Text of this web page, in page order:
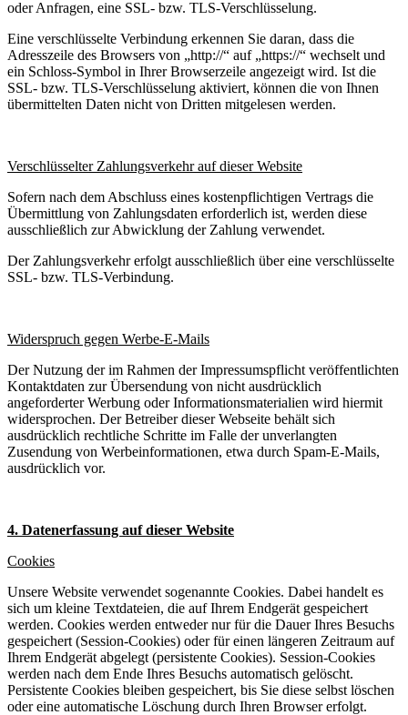
oder Anfragen, eine SSL- bzw. TLS-Verschlüsselung.
Eine verschlüsselte Verbindung erkennen Sie daran, dass die
Adresszeile des Browsers von „http://“ auf „https://“ wechselt und
ein Schloss-Symbol in Ihrer Browserzeile angezeigt wird. Ist die
SSL- bzw. TLS-Verschlüsselung aktiviert, können die von Ihnen
übermittelten Daten nicht von Dritten mitgelesen werden.
Verschlüsselter Zahlungsverkehr auf dieser Website
Sofern nach dem Abschluss eines kostenpflichtigen Vertrags die
Übermittlung von Zahlungsdaten erforderlich ist, werden diese
ausschließlich zur Abwicklung der Zahlung verwendet.
Der Zahlungsverkehr erfolgt ausschließlich über eine verschlüsselte
SSL- bzw. TLS-Verbindung.
Widerspruch gegen Werbe-E-Mails
Der Nutzung der im Rahmen der Impressumspflicht veröffentlichten
Kontaktdaten zur Übersendung von nicht ausdrücklich
angeforderter Werbung oder Informationsmaterialien wird hiermit
widersprochen. Der Betreiber dieser Webseite behält sich
ausdrücklich rechtliche Schritte im Falle der unverlangten
Zusendung von Werbeinformationen, etwa durch Spam-E-Mails,
ausdrücklich vor.
4. Datenerfassung auf dieser Website
Cookies
Unsere Website verwendet sogenannte Cookies. Dabei handelt es
sich um kleine Textdateien, die auf Ihrem Endgerät gespeichert
werden. Cookies werden entweder nur für die Dauer Ihres Besuchs
gespeichert (Session-Cookies) oder für einen längeren Zeitraum auf
Ihrem Endgerät abgelegt (persistente Cookies). Session-Cookies
werden nach dem Ende Ihres Besuchs automatisch gelöscht.
Persistente Cookies bleiben gespeichert, bis Sie diese selbst löschen
oder eine automatische Löschung durch Ihren Browser erfolgt.